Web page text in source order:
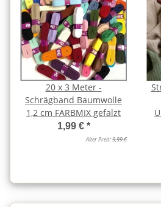
20 x 3 Meter -
Schrägband Baumwolle
1,2 cm FARBMIX gefalzt
1,99 € *
Alter Preis:9,99 €